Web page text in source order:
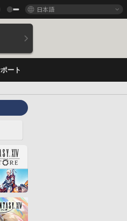
日本語
ート